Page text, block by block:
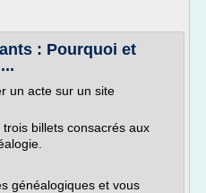
: Pourquoi et
un acte sur un site
billets consacrés aux
généalogiques et vous